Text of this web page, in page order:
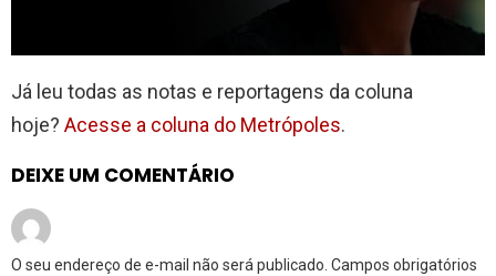
Já leu todas as notas e reportagens da coluna
hoje? Acesse a coluna do Metrópoles.
DEIXE UM COMENTÁRIO
O seu endereço de e-mail não será publicado. Campos obrigatórios